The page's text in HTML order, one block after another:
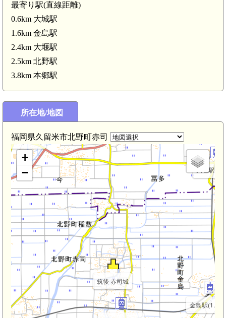
最寄り駅(直線距離)
0.6km 大城駅
1.6km 金島駅
2.4km 大堰駅
2.5km 北野駅
3.8km 本郷駅
所在地/地図
福岡県久留米市北野町赤司
金島駅
大堰駅
筑後 赤司城
高橋城(2.7km)
+
−